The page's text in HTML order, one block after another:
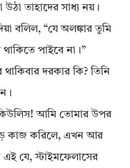
তাহাদের সাধ্য নয়।
বলিল, “যে অলঙ্কার তুমি
পাইবে না।”
দরকার কি? তিনি
আমি তোমার উপর
কাজ করিলে, এখন আর
যে, স্টাইমফেলাসের